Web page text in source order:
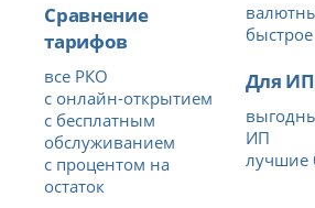
Сравнение
тарифов
все РКО
с онлайн-открытием
с бесплатным
обслуживанием
с процентом на
остаток
Для ИП
ИП
лучшие